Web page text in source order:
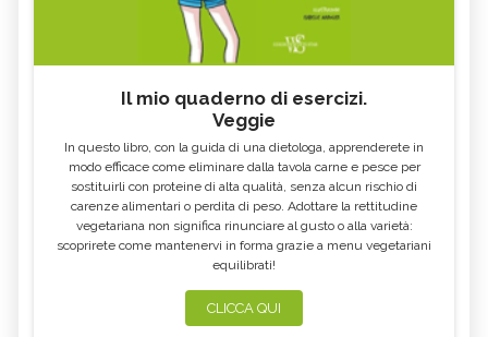
Il mio quaderno di esercizi.
Veggie
In questo libro, con la guida di una dietologa, apprenderete in
modo efficace come eliminare dalla tavola carne e pesce per
sostituirli con proteine di alta qualità, senza alcun rischio di
carenze alimentari o perdita di peso. Adottare la rettitudine
vegetariana non significa rinunciare al gusto o alla varietà:
scoprirete come mantenervi in forma grazie a menu vegetariani
equilibrati!
CLICCA QUI